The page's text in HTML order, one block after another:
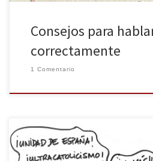
Consejos para
correctamente
1 Comentario